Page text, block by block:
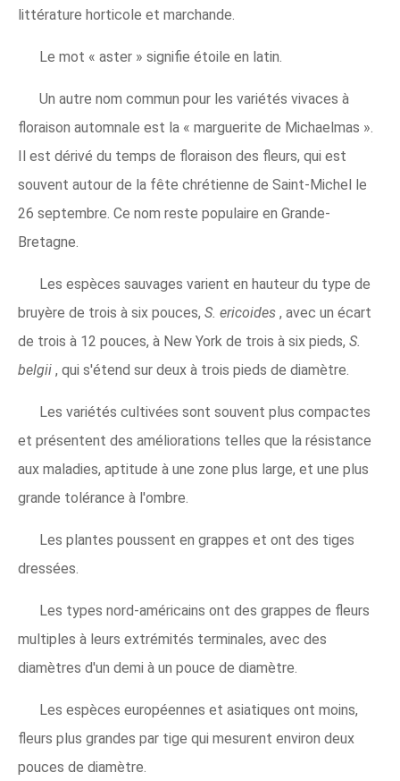
littérature horticole et marchande.
Le mot « aster » signifie étoile en latin.
Un autre nom commun pour les variétés vivaces à
floraison automnale est la « marguerite de Michaelmas ».
Il est dérivé du temps de floraison des fleurs, qui est
souvent autour de la fête chrétienne de Saint-Michel le
26 septembre. Ce nom reste populaire en Grande-
Bretagne.
Les espèces sauvages varient en hauteur du type de
bruyère de trois à six pouces, S. ericoides , avec un écart
de trois à 12 pouces, à New York de trois à six pieds, S.
belgii , qui s'étend sur deux à trois pieds de diamètre.
Les variétés cultivées sont souvent plus compactes
et présentent des améliorations telles que la résistance
aux maladies, aptitude à une zone plus large, et une plus
grande tolérance à l'ombre.
Les plantes poussent en grappes et ont des tiges
dressées.
Les types nord-américains ont des grappes de fleurs
multiples à leurs extrémités terminales, avec des
diamètres d'un demi à un pouce de diamètre.
Les espèces européennes et asiatiques ont moins,
fleurs plus grandes par tige qui mesurent environ deux
pouces de diamètre.